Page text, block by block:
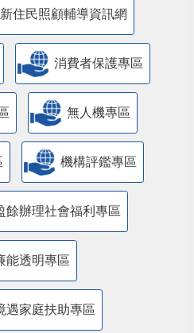
住民照顧輔導資訊網
消費者保護專區
無人機專區
機構評鑑專區
餘辦理社會福利專區
能透明專區
遇家庭扶助專區